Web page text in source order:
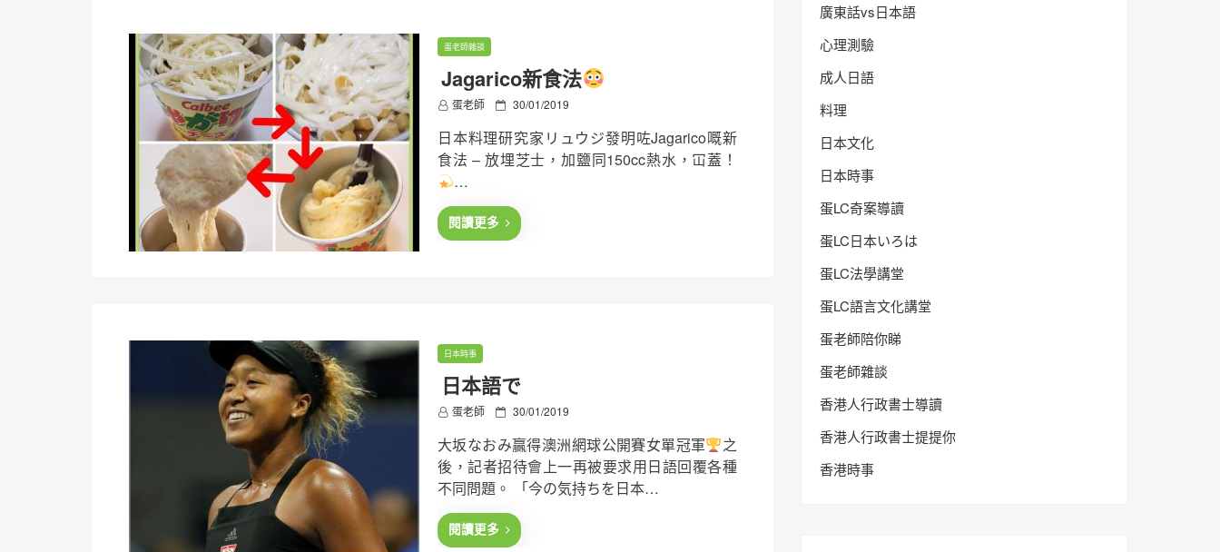
蛋老師雜談
Jagarico新食法
蛋老師
P
s
t
e
n
30/01/2019
日本料理研究家リュウジ發明咗Jagarico嘅新
食法 – 放埋芝士，加鹽同150cc熱水，冚蓋！
…
閱讀更多
日本時事
日本語で
蛋老師
P
s
t
e
d
n
30/01/2019
大坂なおみ贏得澳洲網球公開賽女單冠軍
之
後，記者招待會上一再被要求用日語回覆各種
不同問題。 「今の気持ちを日本…
閱讀更多
廣東話vs日本語
心理測驗
成人日語
料理
日本文化
日本時事
蛋LC奇案導讀
蛋LC日本いろは
蛋LC法學講堂
蛋LC語言文化講堂
蛋老師陪你睇
蛋老師雜談
香港人行政書士導讀
香港人行政書士提提你
香港時事